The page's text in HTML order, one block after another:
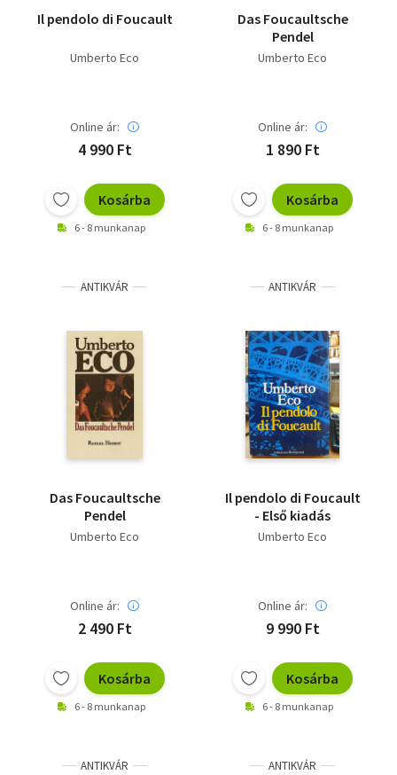
Il pendolo di Foucault
Umberto Eco
Online ár:
4 990 Ft
Kosárba
6 - 8 munkanap
Das Foucaultsche
Pendel
Umberto Eco
Online ár:
1 890 Ft
Kosárba
6 - 8 munkanap
ANTIKVÁR
Das Foucaultsche
Pendel
Umberto Eco
Online ár:
2 490 Ft
Kosárba
6 - 8 munkanap
ANTIKVÁR
Il pendolo di Foucault
- Első kiadás
Umberto Eco
Online ár:
9 990 Ft
Kosárba
6 - 8 munkanap
ANTIKVÁR ANTIKVÁR